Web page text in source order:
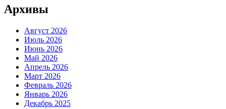
Архивы
Август 2026
Июль 2026
Июнь 2026
Май 2026
Апрель 2026
Март 2026
Февраль 2026
Январь 2026
Декабрь 2025